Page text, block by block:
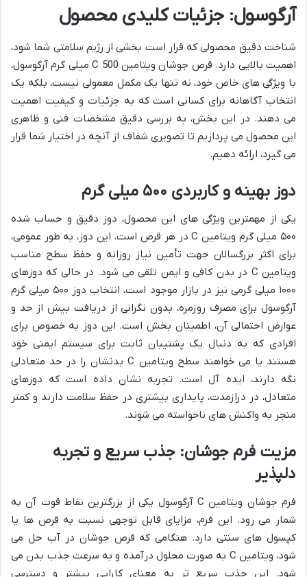
آرگوسول: جزئیات کلیدی محصول
شناخت دقیق محصولی که قرار است بخشی از رژیم سلامتی شما شود،
اهمیت بالایی دارد. قرص جوشان ویتامین C 500 میلی گرم آرگوسول،
با ویژگی های خاص خود، نه تنها یک مکمل معمولی نیست، بلکه یک
انتخاب آگاهانه برای کسانی است که به جزئیات و کیفیت اهمیت
می دهند. در این بخش، به بررسی دقیق مشخصات فنی و ظاهری
این محصول می پردازیم تا تصویری شفاف از آنچه در اختیار شما قرار
می گیرد، ارائه دهیم.
دوز بهینه و کاربردی ۵۰۰ میلی گرم
یکی از مهمترین ویژگی های این محصول، دوز دقیق و حساب شده
۵۰۰ میلی گرم ویتامین C در هر قرص است. این دوز، به طور عمومی،
برای اکثر بزرگسالان جهت تأمین نیاز روزانه و حفظ سطح مناسب
ویتامین C در بدن کافی و ایمن تلقی می شود. در حالی که دوزهای
۱۰۰۰ میلی گرمی نیز در بازار موجود است، انتخاب دوز ۵۰۰ میلی گرم
آرگوسول برای مصرف روزمره، بدون نگرانی از دریافت بیش از حد و
عوارض احتمالی آن، اطمینان بخش است. این دوز به خصوص برای
افرادی که به دنبال یک پشتیبان ثابت برای سیستم ایمنی خود
هستند یا می خواهند سطح ویتامین C بدنشان را در حد متعادلی
نگه دارند، ایده آل است. تجربه نشان داده است که دوزهای
متعادل، در درازمدت، پایداری بیشتری در حفظ سلامت دارند و کمتر
منجر به واکنش های ناخواسته می شوند.
مزیت فرم جوشان: جذب سریع و تجربه
دلپذیر
فرم جوشان ویتامین C آرگوسول یکی از بزرگترین نقاط قوت آن به
شمار می رود. این فرم، مزایای قابل توجهی نسبت به قرص ها یا
کپسول های سنتی دارد. هنگامی که قرص جوشان در آب حل می
شود، ویتامین C به صورت محلول درآمده و به سرعت جذب بدن می
شود. این جذب سریع تر به معنای کارایی بیشتر و دسترسی